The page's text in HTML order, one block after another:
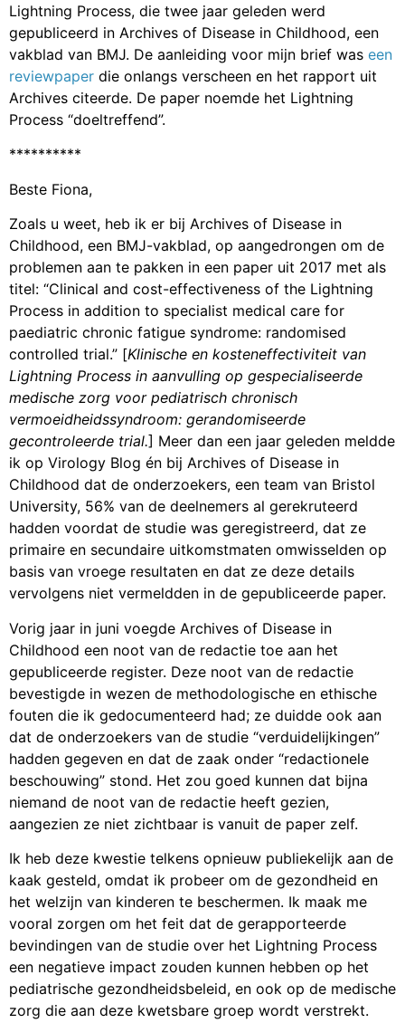
Lightning Process, die twee jaar geleden werd
gepubliceerd in Archives of Disease in Childhood, een
vakblad van BMJ. De aanleiding voor mijn brief was een
reviewpaper die onlangs verscheen en het rapport uit
Archives citeerde. De paper noemde het Lightning
Process “doeltreffend”.
**********
Beste Fiona,
Zoals u weet, heb ik er bij Archives of Disease in
Childhood, een BMJ-vakblad, op aangedrongen om de
problemen aan te pakken in een paper uit 2017 met als
titel: “Clinical and cost-effectiveness of the Lightning
Process in addition to specialist medical care for
paediatric chronic fatigue syndrome: randomised
controlled trial.” [Klinische en kosteneffectiviteit van
Lightning Process in aanvulling op gespecialiseerde
medische zorg voor pediatrisch chronisch
vermoeidheidssyndroom: gerandomiseerde
gecontroleerde trial.] Meer dan een jaar geleden meldde
ik op Virology Blog én bij Archives of Disease in
Childhood dat de onderzoekers, een team van Bristol
University, 56% van de deelnemers al gerekruteerd
hadden voordat de studie was geregistreerd, dat ze
primaire en secundaire uitkomstmaten omwisselden op
basis van vroege resultaten en dat ze deze details
vervolgens niet vermeldden in de gepubliceerde paper.
Vorig jaar in juni voegde Archives of Disease in
Childhood een noot van de redactie toe aan het
gepubliceerde register. Deze noot van de redactie
bevestigde in wezen de methodologische en ethische
fouten die ik gedocumenteerd had; ze duidde ook aan
dat de onderzoekers van de studie “verduidelijkingen”
hadden gegeven en dat de zaak onder “redactionele
beschouwing” stond. Het zou goed kunnen dat bijna
niemand de noot van de redactie heeft gezien,
aangezien ze niet zichtbaar is vanuit de paper zelf.
Ik heb deze kwestie telkens opnieuw publiekelijk aan de
kaak gesteld, omdat ik probeer om de gezondheid en
het welzijn van kinderen te beschermen. Ik maak me
vooral zorgen om het feit dat de gerapporteerde
bevindingen van de studie over het Lightning Process
een negatieve impact zouden kunnen hebben op het
pediatrische gezondheidsbeleid, en ook op de medische
zorg die aan deze kwetsbare groep wordt verstrekt.